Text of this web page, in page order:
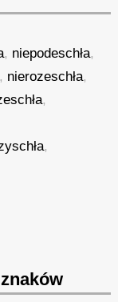
, niepodeschła,
, nierozeschła,
,
,